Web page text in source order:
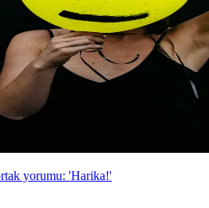
yorumu: 'Harika!'